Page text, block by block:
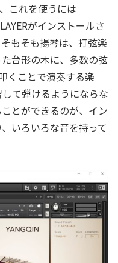
これを使うには
がインストールさ
もそも揚琴は、打弦楽
台形の木に、多数の弦
くことで演奏する楽
て弾けるようにならな
とができるのが、イン
いろいろな音を持って